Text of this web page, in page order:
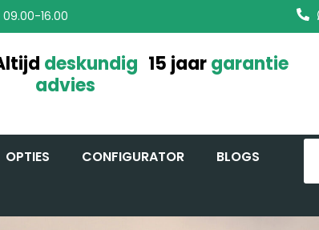
16.00
deskundig
advies
15 jaargarantie
OPTIES CONFIGURATOR
BLOGS